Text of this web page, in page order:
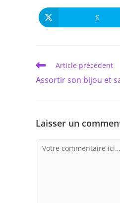
Ouvrir
dans
X
Read
articles
Article précédent
Assortir son bijou et
Laisser un
Comment